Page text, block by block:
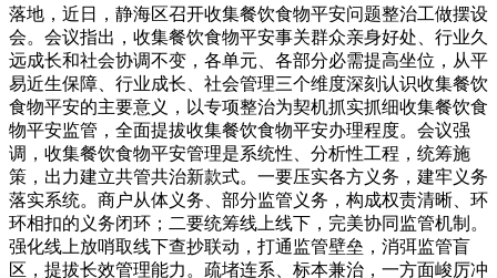
落地，近日，静海区召开收集餐饮食物平安问题整治工做摆设
会。会议指出，收集餐饮食物平安事关群众亲身好处、行业久
远成长和社会协调不变，各单元、各部分必需提高坐位，从平
易近生保障、行业成长、社会管理三个维度深刻认识收集餐饮
食物平安的主要意义，以专项整治为契机抓实抓细收集餐饮食
物平安监管，全面提拔收集餐饮食物平安办理程度。会议强
调，收集餐饮食物平安管理是系统性、分析性工程，统筹施
策，出力建立共管共治新款式。一要压实各方义务，建牢义务
落实系统。商户从体义务、部分监管义务，构成权责清晰、环
环相扣的义务闭环；二要统筹线上线下，完美协同监管机制。
强化线上放哨取线下查抄联动，打通监管壁垒，消弭监管盲
区，提拔长效管理能力。疏堵连系、标本兼治，一方面峻厉冲